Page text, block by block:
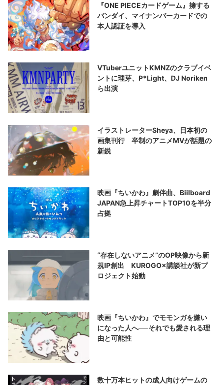
『ONE PIECEカードゲーム』擁する
バンダイ、マイナンバーカードでの
本人認証を導入
VTuberユニットKMNZのクラブイベ
ントに理芽、P*Light、DJ Noriken
ら出演
イラストレーターSheya、日本初の
画集刊行 卒制のアニメMVが話題の
新鋭
映画『ちいかわ』劇伴曲、Biilboard
JAPAN急上昇チャートTOP10を半分
占拠
“存在しないアニメ”のOP映像から新
規IP創出 KUROGO×講談社が新プ
ロジェクト始動
映画『ちいかわ』でモモンガを嫌い
になった人へ──それでも愛される理
由と可能性
数十万本ヒットの成人向けゲームの